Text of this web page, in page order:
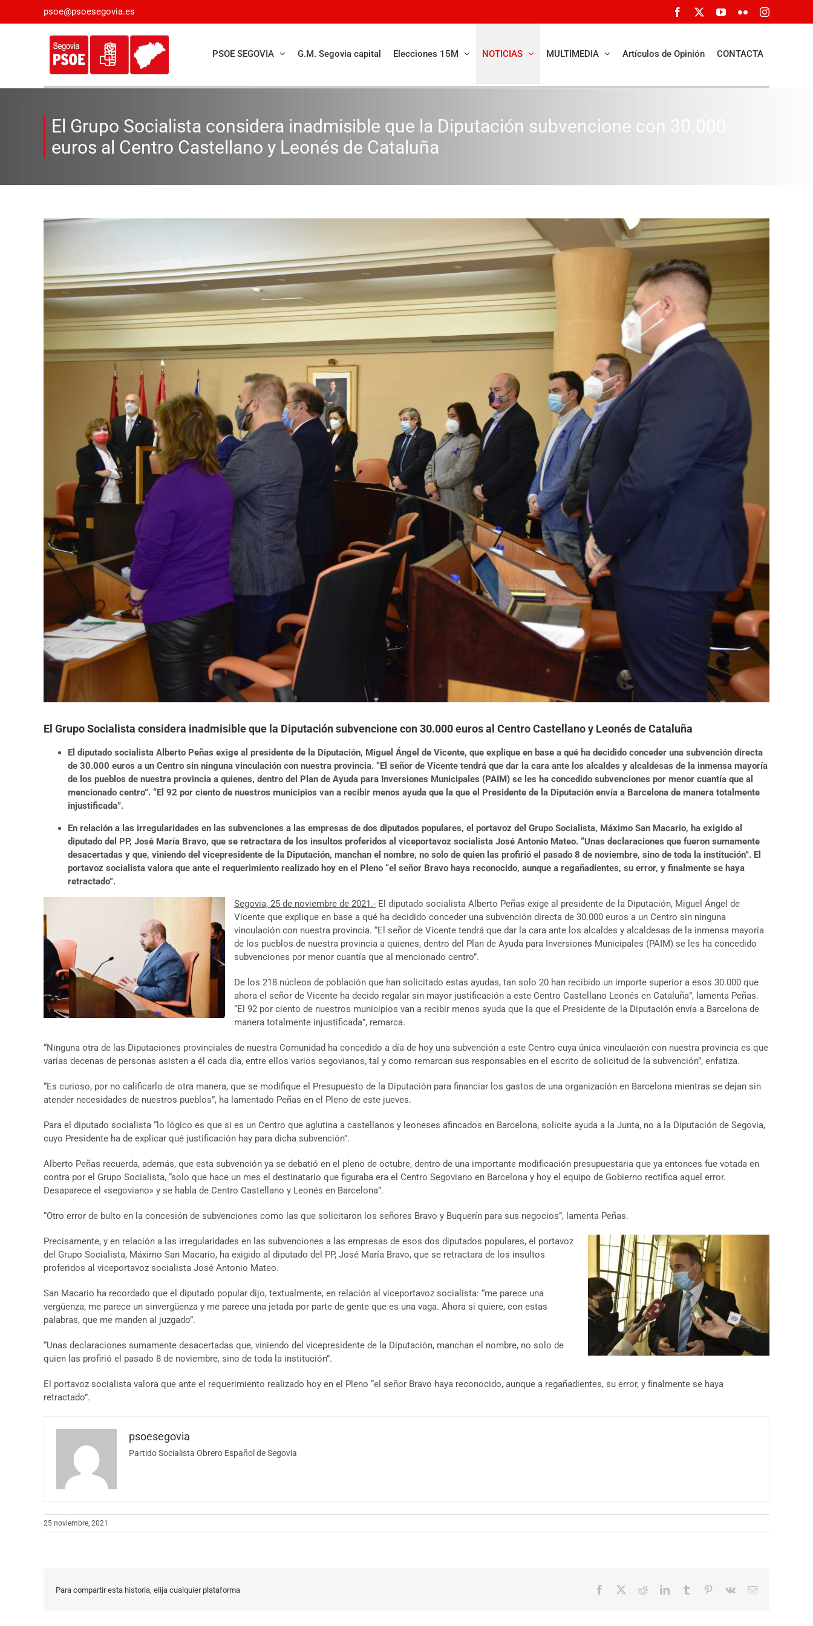
psoe@psoesegovia.es Facebook YouTube
FlickrInstagram
PSOE SEGOVIA G.M. Segovia capital Elecciones 15M NOTICIAS MULTIMEDIA Artículos de Opinión CONTACTA
El Grupo Socialista considera inadmisible que la Diputación subvencione con 30.000
euros al Centro Castellano y Leonés de Cataluña
Ver
El Grupo Socialista considera inadmisible que la Diputación subvencione con 30.000 euros al Centro Castellano y Leonés de Cataluña
El diputado socialista Alberto Peñas exige al presidente de la Diputación, Miguel Ángel de Vicente, que explique en base a qué ha decidido conceder una subvención directa
de 30.000 euros a un Centro sin ninguna vinculación con nuestra provincia. “El señor de Vicente tendrá que dar la cara ante los alcaldes y alcaldesas de la inmensa mayoría
de los pueblos de nuestra provincia a quienes, dentro del Plan de Ayuda para Inversiones Municipales (PAIM) se les ha concedido subvenciones por menor cuantía que al
mencionado centro”. “El 92 por ciento de nuestros municipios van a recibir menos ayuda que la que el Presidente de la Diputación envía a Barcelona de manera totalmente
injustificada”.
En relación a las irregularidades en las subvenciones a las empresas de dos diputados populares, el portavoz del Grupo Socialista, Máximo San Macario, ha exigido al
diputado del PP, José María Bravo, que se retractara de los insultos proferidos al viceportavoz socialista José Antonio Mateo. “Unas declaraciones que fueron sumamente
desacertadas y que, viniendo del vicepresidente de la Diputación, manchan el nombre, no solo de quien las profirió el pasado 8 de noviembre, sino de toda la institución”. El
portavoz socialista valora que ante el requerimiento realizado hoy en el Pleno “el señor Bravo haya reconocido, aunque a regañadientes, su error, y finalmente se haya
retractado”.
Segovia, 25 de noviembre de 2021.- El diputado socialista Alberto Peñas exige al presidente de la Diputación, Miguel Ángel de
Vicente que explique en base a qué ha decidido conceder una subvención directa de 30.000 euros a un Centro sin ninguna
vinculación con nuestra provincia. “El señor de Vicente tendrá que dar la cara ante los alcaldes y alcaldesas de la inmensa mayoría
de los pueblos de nuestra provincia a quienes, dentro del Plan de Ayuda para Inversiones Municipales (PAIM) se les ha concedido
subvenciones por menor cuantía que al mencionado centro”.
De los 218 núcleos de población que han solicitado estas ayudas, tan solo 20 han recibido un importe superior a esos 30.000 que
ahora el señor de Vicente ha decido regalar sin mayor justificación a este Centro Castellano Leonés en Cataluña”, lamenta Peñas.
“El 92 por ciento de nuestros municipios van a recibir menos ayuda que la que el Presidente de la Diputación envía a Barcelona de
manera totalmente injustificada”, remarca.
“Ninguna otra de las Diputaciones provinciales de nuestra Comunidad ha concedido a día de hoy una subvención a este Centro cuya única vinculación con nuestra provincia es que
varias decenas de personas asisten a él cada día, entre ellos varios segovianos, tal y como remarcan sus responsables en el escrito de solicitud de la subvención”, enfatiza.
“Es curioso, por no calificarlo de otra manera, que se modifique el Presupuesto de la Diputación para financiar los gastos de una organización en Barcelona mientras se dejan sin
atender necesidades de nuestros pueblos”, ha lamentado Peñas en el Pleno de este jueves.
Para el diputado socialista “lo lógico es que si es un Centro que aglutina a castellanos y leoneses afincados en Barcelona, solicite ayuda a la Junta, no a la Diputación de Segovia,
cuyo Presidente ha de explicar qué justificación hay para dicha subvención”.
Alberto Peñas recuerda, además, que esta subvención ya se debatió en el pleno de octubre, dentro de una importante modificación presupuestaria que ya entonces fue votada en
contra por el Grupo Socialista, “solo que hace un mes el destinatario que figuraba era el Centro Segoviano en Barcelona y hoy el equipo de Gobierno rectifica aquel error.
Desaparece el «segoviano» y se habla de Centro Castellano y Leonés en Barcelona”.
“Otro error de bulto en la concesión de subvenciones como las que solicitaron los señores Bravo y Buquerín para sus negocios”, lamenta Peñas.
Precisamente, y en relación a las irregularidades en las subvenciones a las empresas de esos dos diputados populares, el portavoz
del Grupo Socialista, Máximo San Macario, ha exigido al diputado del PP, José María Bravo, que se retractara de los insultos
proferidos al viceportavoz socialista José Antonio Mateo.
San Macario ha recordado que el diputado popular dijo, textualmente, en relación al viceportavoz socialista: “me parece una
vergüenza, me parece un sinvergüenza y me parece una jetada por parte de gente que es una vaga. Ahora si quiere, con estas
palabras, que me manden al juzgado”.
“Unas declaraciones sumamente desacertadas que, viniendo del vicepresidente de la Diputación, manchan el nombre, no solo de
quien las profirió el pasado 8 de noviembre, sino de toda la institución”.
El portavoz socialista valora que ante el requerimiento realizado hoy en el Pleno “el señor Bravo haya reconocido, aunque a regañadientes, su error, y finalmente se haya
retractado”.
psoesegovia
Partido Socialista Obrero Español de Segovia
25 noviembre, 2021
Para compartir esta historia, elija cualquier plataforma Facebook RedditLinkedInTumblr Pinterest
Vk
Correo